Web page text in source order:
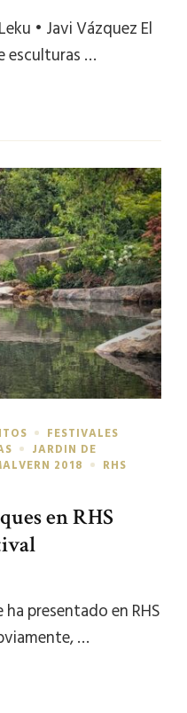
• Javi Vázquez El
esculturas …
FESTIVALES
JARDIN DE
2018
RHS
en RHS
presentado en RHS
…